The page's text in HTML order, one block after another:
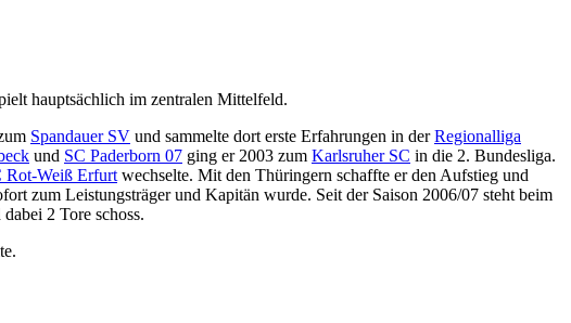
hauptsächlich im zentralen Mittelfeld.
Spandauer SV und sammelte dort erste Erfahrungen in derRegionalliga
und SC Paderborn 07 ging er 2003 zum Karlsruher SC in die 2. Bundesliga.
Rot-Weiß Erfurt wechselte. Mit den Thüringern schaffte er den Aufstieg und
zum Leistungsträger und Kapitän wurde. Seit der Saison 2006/07 steht beim
2 Tore schoss.